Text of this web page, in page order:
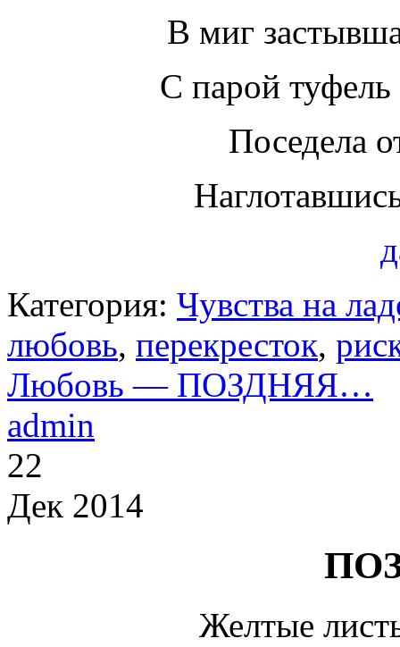
В миг
С парой
Поседела
Категория: Чувства на
любовь, перекресток,
Любовь — ПОЗДНЯЯ…
admin
22
Дек 2014
Желтые